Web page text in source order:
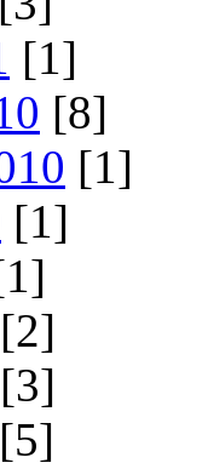
[1]
[8]
[1]
[1]
[2]
[3]
[5]